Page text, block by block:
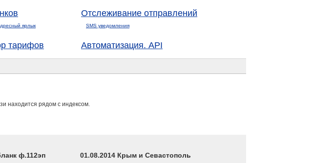
ярлык
Отслеживание отправлений
SMS уведомления
тарифов Автоматизация. API
находится рядом с индексом.
ф.112эп 01.08.2014 Крым и Севастополь